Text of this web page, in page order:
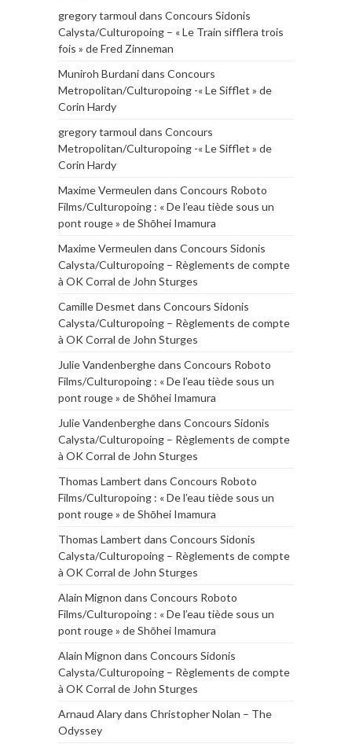
gregory tarmoul dans Concours Sidonis
Calysta/Culturopoing – « Le Train sifflera trois
fois » de Fred Zinneman
Muniroh Burdanidans Concours
Metropolitan/Culturopoing -« Le Sifflet » de
Corin Hardy
gregory tarmoul dans Concours
Metropolitan/Culturopoing -« Le Sifflet » de
Corin Hardy
Maxime Vermeulen dans Concours Roboto
Films/Culturopoing : « De l’eau tiède sous un
pont rouge » de Shōhei Imamura
Maxime Vermeulen dans Concours Sidonis
Calysta/Culturopoing – Règlements de compte
à OK Corral de John Sturges
Camille Desmet dans Concours Sidonis
Calysta/Culturopoing – Règlements de compte
à OK Corral de John Sturges
Julie Vandenberghedans Concours Roboto
Films/Culturopoing : « De l’eau tiède sous un
pont rouge » de Shōhei Imamura
Julie Vandenberghedans Concours Sidonis
Calysta/Culturopoing – Règlements de compte
à OK Corral de John Sturges
Thomas Lambert dans Concours Roboto
Films/Culturopoing : « De l’eau tiède sous un
pont rouge » de Shōhei Imamura
Thomas Lambert dans Concours Sidonis
Calysta/Culturopoing – Règlements de compte
à OK Corral de John Sturges
Alain Mignon dans Concours Roboto
Films/Culturopoing : « De l’eau tiède sous un
pont rouge » de Shōhei Imamura
Alain Mignon dans Concours Sidonis
Calysta/Culturopoing – Règlements de compte
à OK Corral de John Sturges
Arnaud Alarydans Christopher Nolan – The
Odyssey